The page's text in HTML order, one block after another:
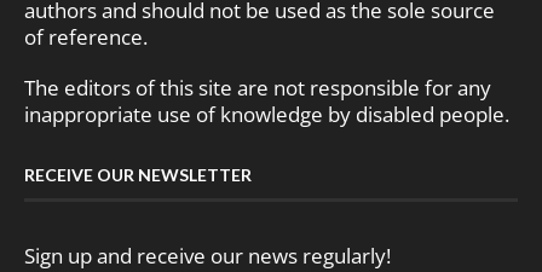
authors and should not be used as the sole source
of reference.
The editors of this site are not responsible for any
inappropriate use of knowledge by disabled people.
RECEIVE OUR NEWSLETTER
Sign up and receive our news regularly!